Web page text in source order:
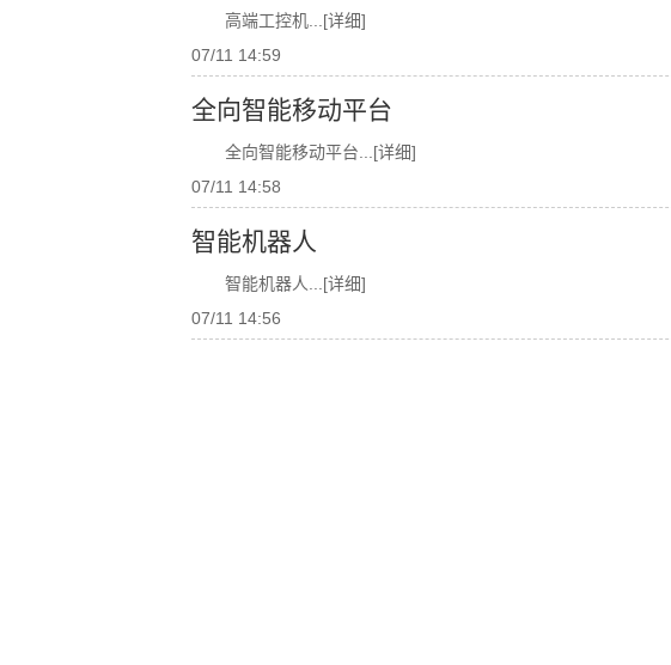
高端工控机 ...[详细]
07/11 14:59
全向智能移动平台
全向智能移动平台 ...[详细]
07/11 14:58
智能机器人
智能机器人
...[详细]
07/11 14:56